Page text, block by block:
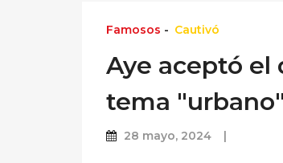
Famosos - Cautivó
Aye aceptó el
tema "urbano"
28 mayo, 2024